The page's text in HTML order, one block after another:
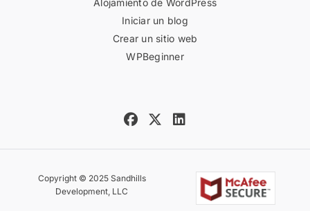
Alojamiento de WordPress
Iniciar un blog
Crear un sitio web
WPBeginner
Copyright © 2025 Sandhills
Development, LLC